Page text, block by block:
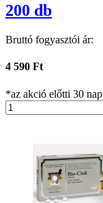
200 db
Bruttó fogyasztói ár:
4 590 Ft
*az akció előtti 30